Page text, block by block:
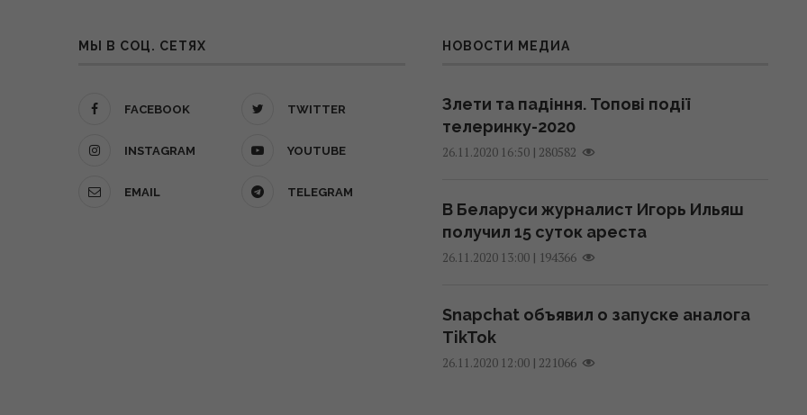
МЫ В СОЦ. СЕТЯХ
FACEBOOK TWITTER
INSTAGRAM YOUTUBE
EMAIL TELEGRAM
НОВОСТИ МЕДИА
Злети та падіння. Топові події
телеринку-2020
26.11.2020 16:50| 280582
В Беларуси журналист Игорь Ильяш
получил 15 суток ареста
26.11.2020 13:00| 194366
Snapchat объявил о запуске аналога
TikTok
26.11.2020 12:00| 221066